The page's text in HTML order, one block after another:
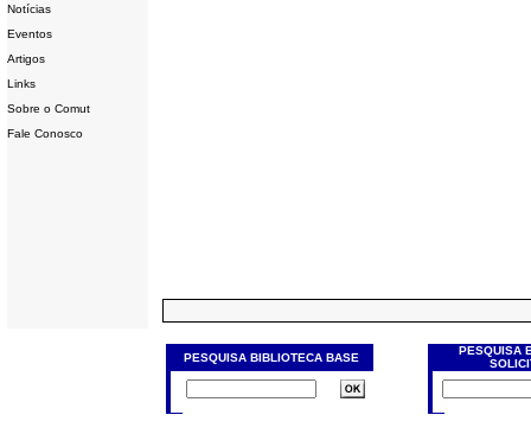
Notícias
Eventos
Artigos
Links
Sobre o Comut
Fale Conosco
PESQUISA BIBLIOTECA BASE
PESQUISA